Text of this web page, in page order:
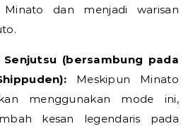
dan menjadi warisan
(bersambung pada
Meskipun Minato
menggunakan mode ini,
kesan legendaris pada